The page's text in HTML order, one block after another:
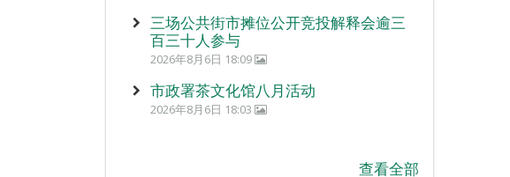
三场公共街市摊位公开竞投解释会逾三
百三十人参与
2026年8月6日 18:09
市政署茶文化馆八月活动
2026年8月6日 18:03
查看全部